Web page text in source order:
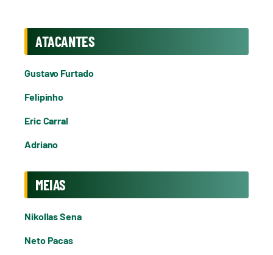
ATACANTES
Gustavo Furtado
Felipinho
Eric Carral
Adriano
MEIAS
Nikollas Sena
Neto Pacas